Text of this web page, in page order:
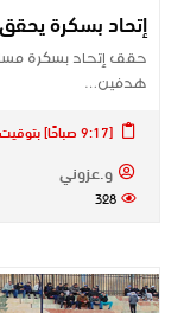
إتحاد بسكرة
حقق إتحاد بسكرة
هدفين…
[9:17 صباحًا] بتوقيت الجزائر - السبت 17 يناير 2026
و.عزوني
328